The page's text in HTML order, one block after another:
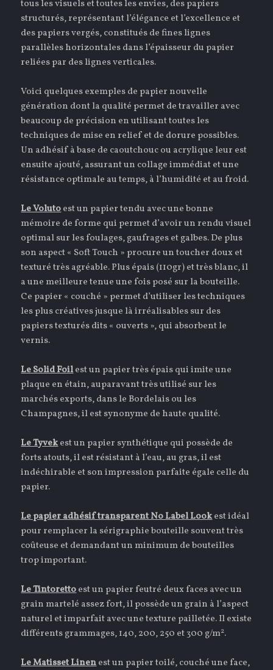
tous les visuels et toutes les envies, des papiers
structurés, représentant l’élégance et l’excellence et
des papiers vergés, constitués de fines lignes
parallèles horizontales dans l’épaisseur du papier
reliées par des lignes verticales.
Voici quelques exemples de papier nouvelle
génération dont la qualité permet de travailler avec
beaucoup de précision en utilisant toutes les
techniques de mise en relief et de dorure possibles.
Un adhésif à base de caoutchouc ou acrylique leur est
ensuite ajouté, assurant un collage immédiat et une
résistance optimale au temps, à l’humidité et au froid.
Le Volutoest un papier tendu avec une bonne
mémoire de forme qui permet d’avoir un rendu visuel
optimal sur les foulages, gaufrages et galbes. De plus
son aspect « Soft Touch » procure un toucher doux et
texturé très agréable. Plus épais (110gr) et très blanc, il
a une meilleure tenue une fois posé sur la bouteille.
Ce papier « couché » permet d’utiliser les techniques
les plus créatives jusque là irréalisables sur des
papiers texturés dits « ouverts », qui absorbent le
vernis.
Le Solid Foilest un papier très épais qui imite une
plaque en étain, auparavant très utilisé sur les
marchés exports, dans le Bordelais ou les
Champagnes, il est synonyme de haute qualité.
Le Tyvekest un papier synthétique qui possède de
forts atouts, il est résistant à l’eau, au gras, il est
indéchirable et son impression parfaite égale celle du
papier.
Le papier adhésif transparent No Label Lookest idéal
pour remplacer la sérigraphie bouteille souvent très
coûteuse et demandant un minimum de bouteilles
trop important.
Le Tintorettoest un papier feutré deux faces avec un
grain martelé assez fort, il possède un grain à l’aspect
naturel et imparfait avec une texture pailletée. Il existe
différents grammages, 140, 200, 250 et 300 g/m2.
Le Matisset Linenest un papier toilé, couché une face,